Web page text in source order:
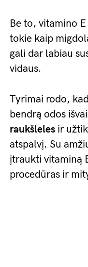
Be to, vitamino
tokie kaip
gali dar labiau
vidaus.
Tyrimai rodo,
bendrą odos
raukšleles ir
atspalvį. Su
įtraukti vitaminą
procedūras ir